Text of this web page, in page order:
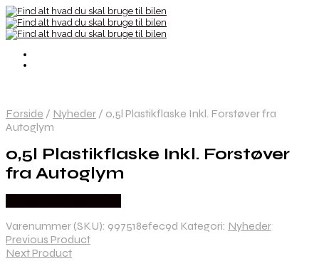
Forside / Nyheder / 0,5l Plastikflaske Inkl. Forstøver fra
Autoglym
0,5l Plastikflaske Inkl. Forstøver
fra Autoglym
Varenummer (SKU): 997518efec9d Kategori: Nyheder
Previous Product
Next Product